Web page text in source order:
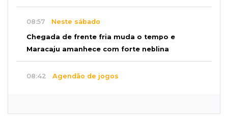
08:57 Neste sábado
Chegada de frente fria muda o tempo e
Maracaju amanhece com forte neblina
08:42 Agendão de jogos